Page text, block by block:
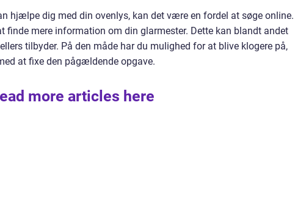
hjælpe dig med din ovenlys, kan det være en fordel at søge online.
finde mere information om din glarmester. Dette kan blandt andet
tilbyder. På den måde har du mulighed for at blive klogere på,
at fixe den pågældende opgave.
more articles here